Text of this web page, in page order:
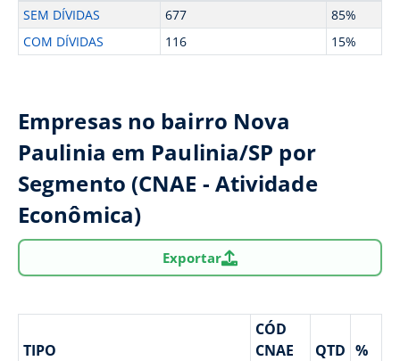
SEM DÍVIDAS 677
85%
COM DÍVIDAS
116 15%
Empresas no bairro Nova
Paulinia em Paulinia/SP por
Segmento (CNAE - Atividade
Econômica)
Exportar
TIPO
CÓD
CNAE
QTD %